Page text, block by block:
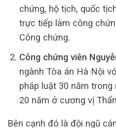
chứng, hộ tịch, quốc
trực tiếp làm công
Công chứng.
Công chứng viên
ngành Tòa án Hà Nội
pháp luật 30 năm
20 năm ở cương vị
Bên cạnh đó là đội ngũ